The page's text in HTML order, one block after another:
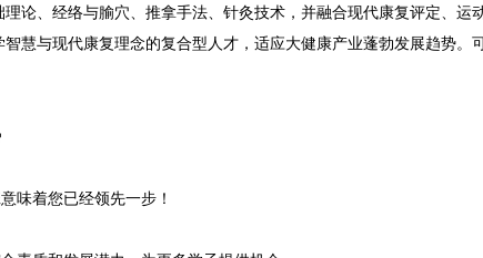
论、经络与腧穴、推拿手法、针灸技术，并融合现代康复评定、运
慧与现代康复理念的复合型人才，适应大健康产业蓬勃发展趋势。
味着您已经领先一步！